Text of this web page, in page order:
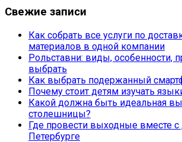
Свежие записи
Как собрать все услуги по
материалов в одной компании
Рольставни: виды, особенности,
выбрать
Как выбрать подержанный
Почему стоит детям изучать
Какой должна быть идеальная
столешницы?
Где провести выходные вместе
Петербурге